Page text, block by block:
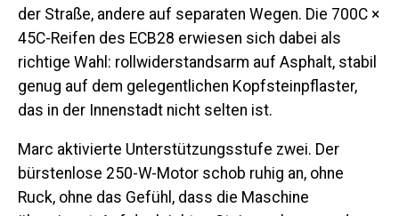
der Straße, andere auf separaten Wegen. Die 700C ×
45C-Reifen des ECB28 erwiesen sich dabei als
richtige Wahl: rollwiderstandsarm auf Asphalt, stabil
genug auf dem gelegentlichen Kopfsteinpflaster,
das in der Innenstadt nicht selten ist.
Marc aktivierte Unterstützungsstufe zwei. Der
bürstenlose 250-W-Motor schob ruhig an, ohne
Ruck, ohne das Gefühl, dass die Maschine